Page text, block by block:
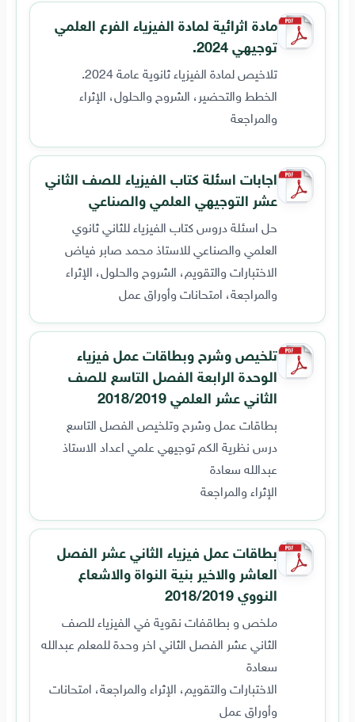
مادة اثرائية لمادة الفيزياء الفرع العلمي
توجيهي 2024.
تلاخيص لمادة الفيزياء ثانوية عامة 2024.
الخطط والتحضير، الشروح والحلول، الإثراء
والمراجعة
اجابات اسئلة كتاب الفيزياء للصف الثاني
عشر التوجيهي العلمي والصناعي
حل اسئلة دروس كتاب الفيزياء للثاني ثانوي
العلمي والصناعي للاستاذ محمد صابر فياض
الاختبارات والتقويم، الشروح والحلول، الإثراء
والمراجعة، امتحانات وأوراق عمل
تلخيص وشرح وبطاقات عمل فيزياء
الوحدة الرابعة الفصل التاسع للصف
الثاني عشر العلمي 2018/2019
بطاقات عمل وشرح وتلخيص الفصل التاسع
درس نظرية الكم توجيهي علمي اعداد الاستاذ
عبدالله سعادة
الإثراء والمراجعة
بطاقات عمل فيزياء الثاني عشر الفصل
العاشر والاخير بنية النواة والاشعاع
النووي 2018/2019
ملخص و بطاقفات نقوية في الفيزياء للصف
الثاني عشر الفصل الثاني اخر وحدة للمعلم عبدالله
سعادة
الاختبارات والتقويم، الإثراء والمراجعة، امتحانات
وأوراق عمل